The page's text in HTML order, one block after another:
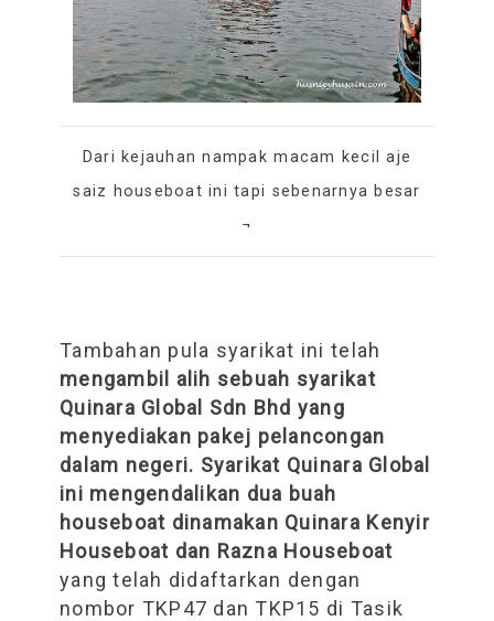
Dari kejauhan nampak macam kecil aje
saiz houseboat ini tapi sebenarnya besar
¬
Tambahan pula syarikat ini telah
mengambil alih sebuah syarikat
Quinara Global Sdn Bhd yang
menyediakan pakej pelancongan
dalam negeri. Syarikat Quinara Global
ini mengendalikan dua buah
houseboat dinamakan Quinara Kenyir
Houseboat dan Razna Houseboat
yang telah didaftarkan dengan
nombor TKP47 dan TKP15 di Tasik